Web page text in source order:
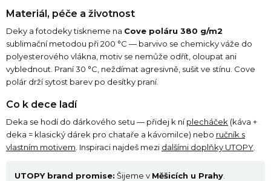
Materiál, péče a životnost
Deky a fotodeky tiskneme na Cove poláru 380 g/m2
sublimační metodou při 200 °C — barvivo se chemicky váže do
polyesterového vlákna, motiv se nemůže odřít, oloupat ani
vyblednout. Praní 30 °C, neždímat agresivně, sušit ve stínu. Cove
polár drží sytost barev po desítky praní.
Co k dece ladí
Deka se hodí do dárkového setu — přidej k níplecháček (káva +
deka = klasický dárek pro chataře a kávomilce) nebo ručník s
vlastním motivem . Inspiraci najdeš mezi dalšími doplňky UTOPY
UTOPY brand promise: Šijeme v Měšicích u Prahy